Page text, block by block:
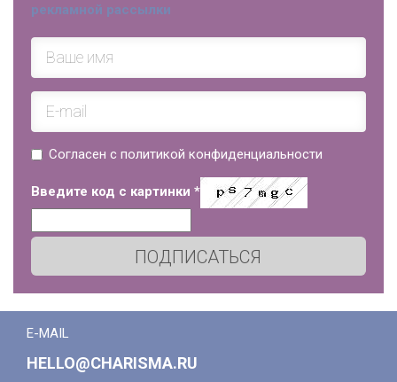
рекламной рассылки
Согласен с политикой конфиденциальности
Введите код с картинки *
ПОДПИСАТЬСЯ
E-MAIL
HELLO@CHARISMA.RU